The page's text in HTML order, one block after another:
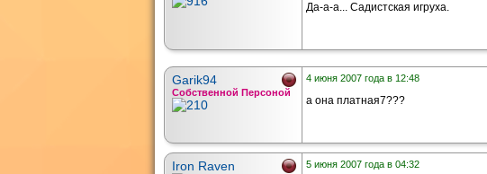
Да-а-а... Садистская игруха.
Garik94
Собственной Персоной
4 июня 2007 года в 12:48
а она платная7???
Iron Raven 5 июня 2007 года в 04:32